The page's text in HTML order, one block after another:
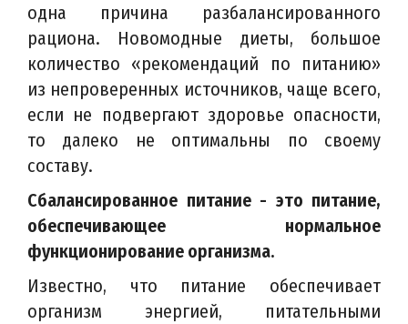
одна причина разбалансированного
рациона. Новомодные диеты, большое
количество «рекомендаций по питанию»
из непроверенных источников, чаще всего,
если не подвергают здоровье опасности,
то далеко не оптимальны по своему
составу.
Сбалансированное питание - это питание,
обеспечивающее нормальное
функционирование организма.
Известно, что питание обеспечивает
организм энергией, питательными